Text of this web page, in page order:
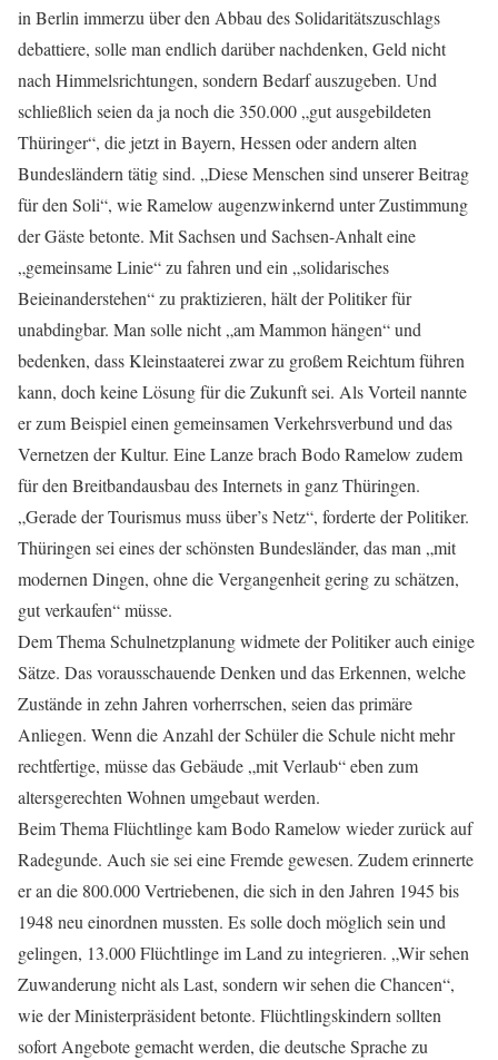
in Berlin immerzu über den Abbau des Solidaritätszuschlags
debattiere, solle man endlich darüber nachdenken, Geld nicht
nach Himmelsrichtungen, sondern Bedarf auszugeben. Und
schließlich seien da ja noch die 350.000 „gut ausgebildeten
Thüringer“, die jetzt in Bayern, Hessen oder andern alten
Bundesländern tätig sind. „Diese Menschen sind unserer Beitrag
für den Soli“, wie Ramelow augenzwinkernd unter Zustimmung
der Gäste betonte. Mit Sachsen und Sachsen-Anhalt eine
„gemeinsame Linie“ zu fahren und ein „solidarisches
Beieinanderstehen“ zu praktizieren, hält der Politiker für
unabdingbar. Man solle nicht „am Mammon hängen“ und
bedenken, dass Kleinstaaterei zwar zu großem Reichtum führen
kann, doch keine Lösung für die Zukunft sei. Als Vorteil nannte
er zum Beispiel einen gemeinsamen Verkehrsverbund und das
Vernetzen der Kultur. Eine Lanze brach Bodo Ramelow zudem
für den Breitbandausbau des Internets in ganz Thüringen.
„Gerade der Tourismus muss über’s Netz“, forderte der Politiker.
Thüringen sei eines der schönsten Bundesländer, das man „mit
modernen Dingen, ohne die Vergangenheit gering zu schätzen,
gut verkaufen“ müsse.
Dem Thema Schulnetzplanung widmete der Politiker auch einige
Sätze. Das vorausschauende Denken und das Erkennen, welche
Zustände in zehn Jahren vorherrschen, seien das primäre
Anliegen. Wenn die Anzahl der Schüler die Schule nicht mehr
rechtfertige, müsse das Gebäude „mit Verlaub“ eben zum
altersgerechten Wohnen umgebaut werden.
Beim Thema Flüchtlinge kam Bodo Ramelow wieder zurück auf
Radegunde. Auch sie sei eine Fremde gewesen. Zudem erinnerte
er an die 800.000 Vertriebenen, die sich in den Jahren 1945 bis
1948 neu einordnen mussten. Es solle doch möglich sein und
gelingen, 13.000 Flüchtlinge im Land zu integrieren. „Wir sehen
Zuwanderung nicht als Last, sondern wir sehen die Chancen“,
wie der Ministerpräsident betonte. Flüchtlingskindern sollten
sofort Angebote gemacht werden, die deutsche Sprache zu